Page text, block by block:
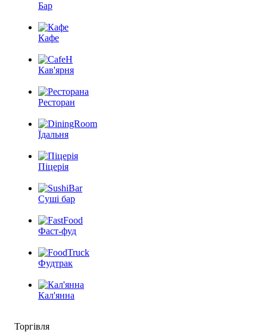
Бар
Кафе
Кав'ярня
Ресторан
Їдальня
Піцерія
Суші бар
Фаст-фуд
Фудтрак
Кал'янна
Торгівля